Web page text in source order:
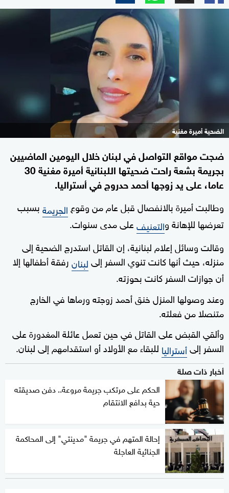
الضحية أميرة مغنية
ضجت مواقع التواصل في لبنان خلال اليومين الماضيين
بجريمة بشعة راحت ضحيتها اللبنانية أميرة مغنية 30
عاما، على يد زوجها أحمد حدروج في أستراليا.
وطالبت أميرة بالانفصال قبل عام من وقوع الجريمةبسبب
تعرضها للإهانة والتعنيفعلى مدى سنوات.
وقالت وسائل إعلام لبنانية، إن القاتل استدرج الضحية إلى
منزله، حيث أنها كانت تنوي السفر إلىلبنانرفقة أطفالها إلا
أن جوازات السفر كانت بحوزته.
وعند وصولها المنزل خنق أحمد زوجته ورماها في الخارج
متنصلا من فعلته.
وألقي القبض على القاتل في حين تعمل عائلة المغدورة على
السفر إلىأستراليا للبقاء مع الأولاد أو استقدامهم إلى لبنان.
أخبار ذات صلة
الحكم على مرتكب جريمة مروعة.. دفن صديقته
حية بدافع الانتقام
إحالة المتهم في جريمة "مدينتي" إلى المحاكمة
الجنائية العاجلة